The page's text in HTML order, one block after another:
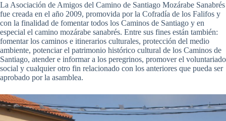
La Asociación de Amigos del Camino de Santiago Mozárabe Sanabrés
fue creada en el año 2009, promovida por la Cofradía de los Falifos y
con la finalidad de fomentar todos los Caminos de Santiago y en
especial el camino mozárabe sanabrés. Entre sus fines están también:
fomentar los caminos e itinerarios culturales, protección del medio
ambiente, potenciar el patrimonio histórico cultural de los Caminos de
Santiago, atender e informar a los peregrinos, promover el voluntariado
social y cualquier otro fin relacionado con los anteriores que pueda ser
aprobado por la asamblea.